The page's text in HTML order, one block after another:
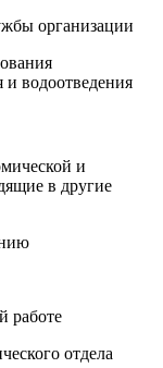
организации
и водоотведения
и
в другие
работе
отдела